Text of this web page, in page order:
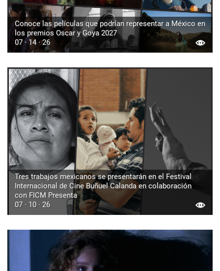
Conoce las películas que podrían representar a México en
los premios Oscar y Goya 2027
07 · 14 · 26
Tres trabajos mexicanos se presentarán en el Festival
Internacional de Cine Buñuel Calanda en colaboración
con FICM Presenta
07 · 10 · 26